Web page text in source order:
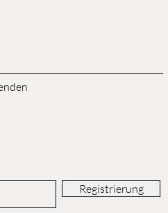
Registrierung